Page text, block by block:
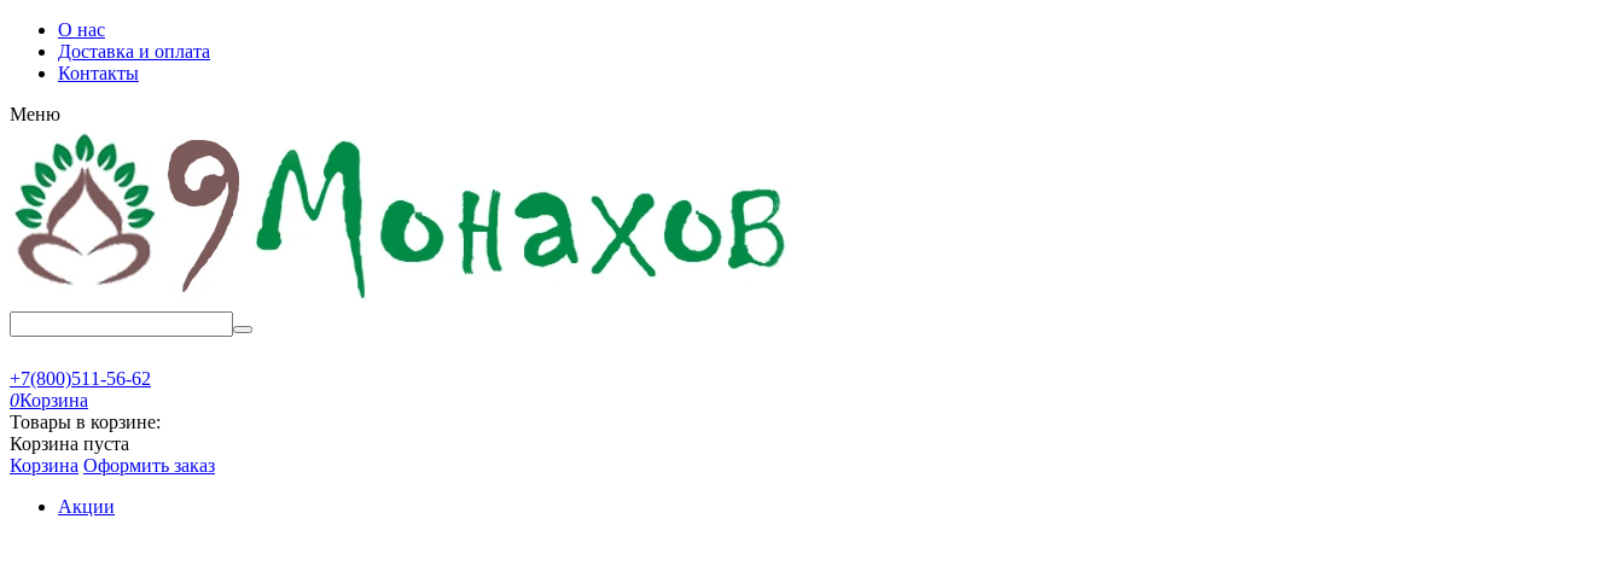
О нас
Доставка и оплата
Контакты
Меню
+7(800)511-56-62
0Корзина
Товары в корзине:
Корзина пуста
Корзина Оформить заказ
Акции